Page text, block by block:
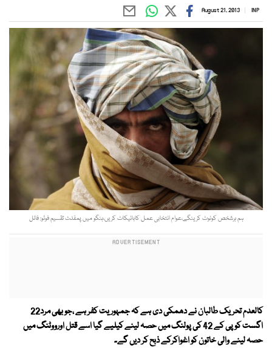
INP
August 21, 2013
ہم ہرشخص کونوٹ کرینگے،عوام انتخابی عمل کابائیکاٹ کریں،ہنگو میں پمفلٹ تقسیم فوٹو: فائل
کالعدم تحریک طالبان نے دھمکی دی ہے کہ جمہوریت کفر ہے ،جو بھی مرد22
اگست کوپی کے 42 کی پولنگ میں حصہ لینے کیلیے گیا اسے قتل اورووٹنگ میں
حصہ لینے والی خاتون کو اغواکرکے ذبح کر دیں گے۔